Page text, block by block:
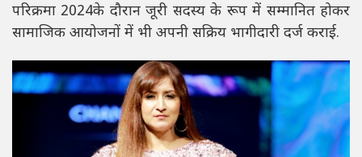
परिक्रमा 2024के दौरान जूरी सदस्य के रूप में सम्मानित होकर
सामाजिक आयोजनों में भी अपनी सक्रिय भागीदारी दर्ज कराई.